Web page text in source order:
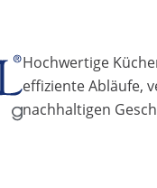
Hochwertige
effiziente Abläufe,
nachhaltigen